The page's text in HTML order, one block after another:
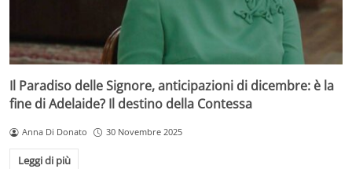
Il Paradiso delle Signore, anticipazioni di dicembre: è la
fine di Adelaide? Il destino della Contessa
Anna Di Donato 30 Novembre 2025
Leggi di più